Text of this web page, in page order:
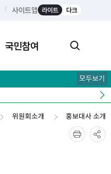
사이트맵 라이트 다크
국민참여
모두보기
위원회소개 홍보대사 소개